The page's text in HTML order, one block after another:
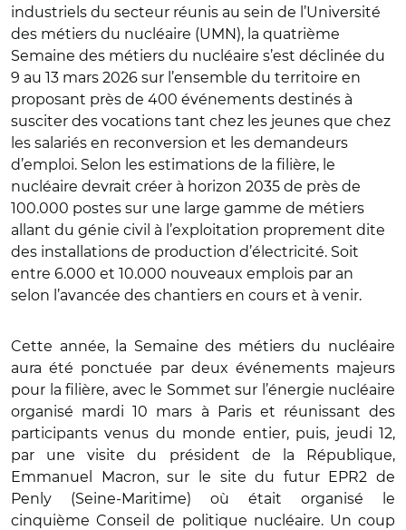
industriels du secteur réunis au sein de l’Université
des métiers du nucléaire (UMN), la quatrième
Semaine des métiers du nucléaire s’est déclinée du
9 au 13 mars 2026 sur l’ensemble du territoire en
proposant près de 400 événements destinés à
susciter des vocations tant chez les jeunes que chez
les salariés en reconversion et les demandeurs
d’emploi. Selon les estimations de la filière, le
nucléaire devrait créer à horizon 2035 de près de
100.000 postes sur une large gamme de métiers
allant du génie civil à l’exploitation proprement dite
des installations de production d’électricité. Soit
entre 6.000 et 10.000 nouveaux emplois par an
selon l’avancée des chantiers en cours et à venir.
Cette année, la Semaine des métiers du nucléaire
aura été ponctuée par deux événements majeurs
pour la filière, avec le Sommet sur l’énergie nucléaire
organisé mardi 10 mars à Paris et réunissant des
participants venus du monde entier, puis, jeudi 12,
par une visite du président de la République,
Emmanuel Macron, sur le site du futur EPR2 de
Penly (Seine-Maritime) où était organisé le
cinquième Conseil de politique nucléaire. Un coup